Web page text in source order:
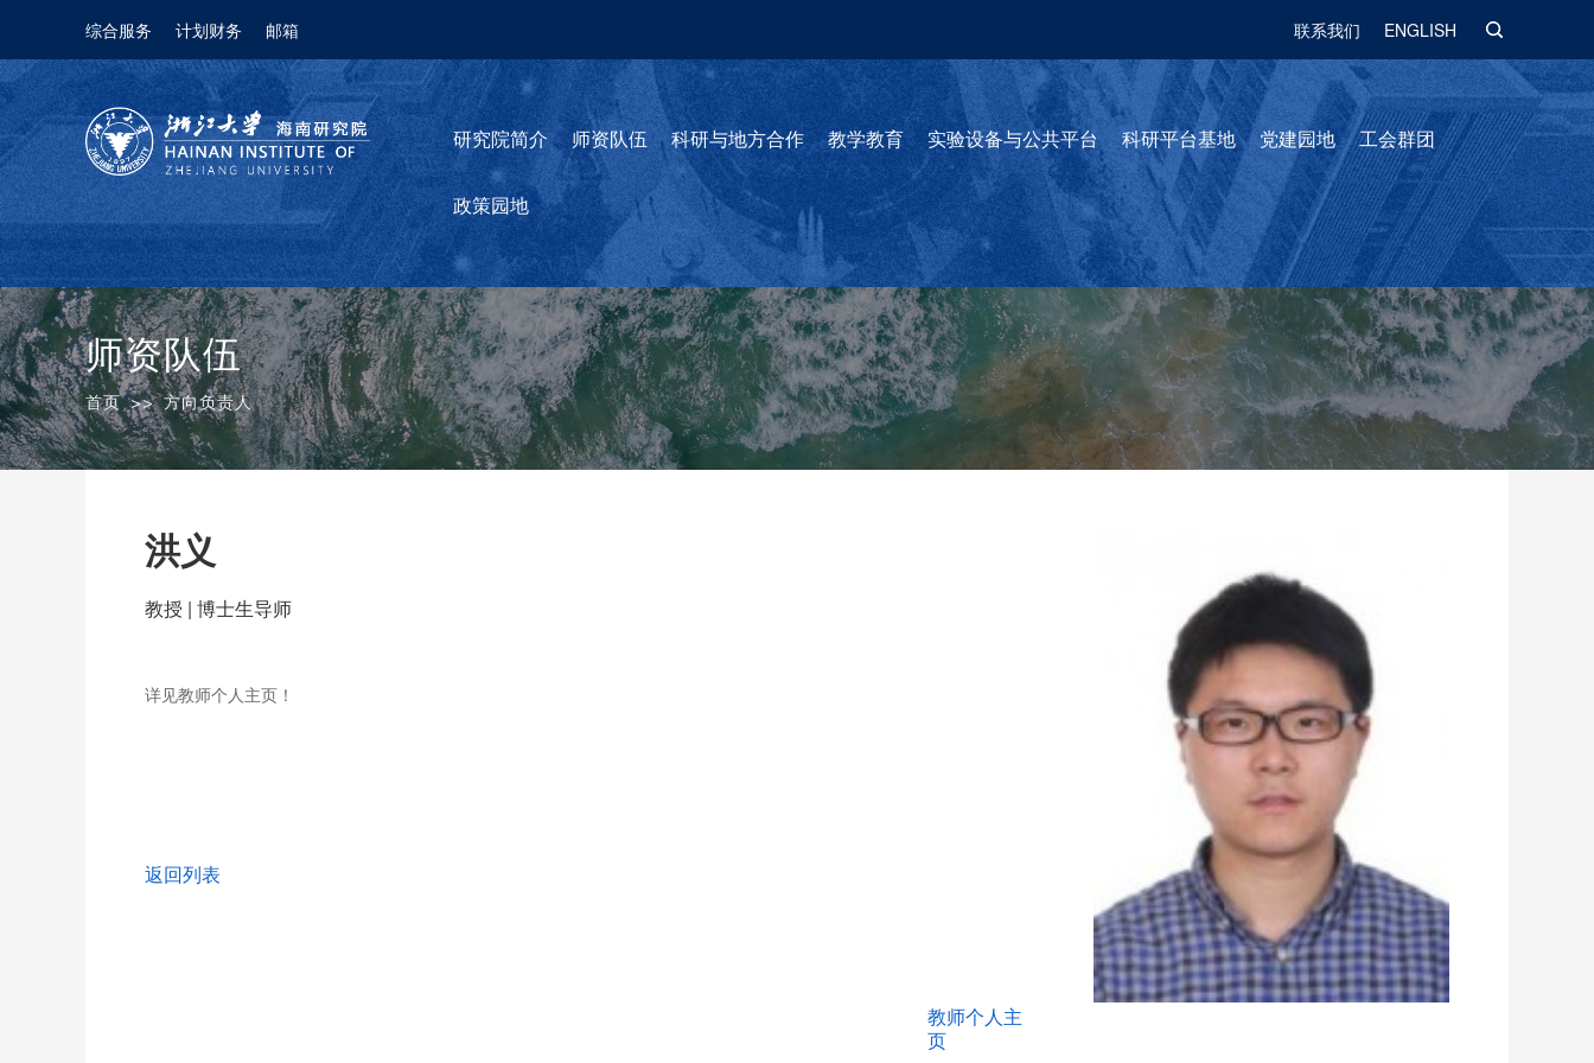
综合服务 计划财务 邮箱 联系我们 ENGLISH
研究院简介 师资队伍 科研与地方合作 教学教育 实验设备与公共平台 科研平台基地 党建园地 工会群团
政策园地
师资队伍
首页 >> 方向负责人
洪义
教授 | 博士生导师
详见教师个人主页！
返回列表
教师个人主
页